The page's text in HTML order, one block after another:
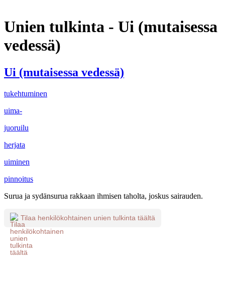
Unien tulkinta - Ui (mutaisessa
vedessä)
Ui (mutaisessa vedessä)
tukehtuminen
uima-
juoruilu
herjata
uiminen
pinnoitus
Surua ja sydänsurua rakkaan ihmisen taholta, joskus sairauden.
Tilaa henkilökohtainen unien tulkinta täältä